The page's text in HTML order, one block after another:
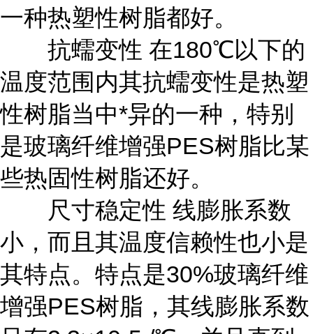
一种热塑性树脂都好。
抗蠕变性 在180℃以下的
温度范围内其抗蠕变性是热塑
性树脂当中*异的一种，特别
是玻璃纤维增强PES树脂比某
些热固性树脂还好。
尺寸稳定性 线膨胀系数
小，而且其温度信赖性也小是
其特点。特点是30%玻璃纤维
增强PES树脂，其线膨胀系数